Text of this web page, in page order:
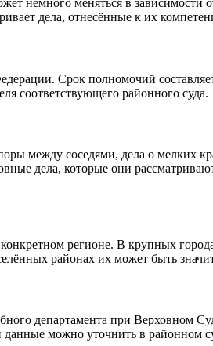
немного меняться в зависимости
дела, отнесённые к их
Срок полномочий
соответствующего районного суда.
между соседями, дела о мелких
дела, которые они
регионе. В крупных
районах их может быть
департамента при Верховном
можно уточнить в районном